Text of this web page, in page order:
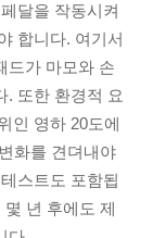
달을 작동시켜
합니다. 여기서
드가 마모와 손
. 또한 환경적 요
인 영하 20도에
화를 견뎌내야
스트도 포함됩
년 후에도 제